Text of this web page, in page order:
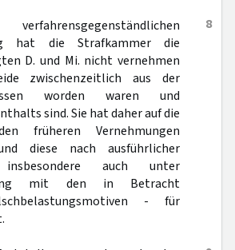
8
hat die Strafkammer die
D. und Mi. nicht vernehmen
zwischenzeitlich aus der
worden waren und
sind. Sie hat daher auf die
früheren Vernehmungen
diese nach ausführlicher
auch unter
mit den in Betracht
- für